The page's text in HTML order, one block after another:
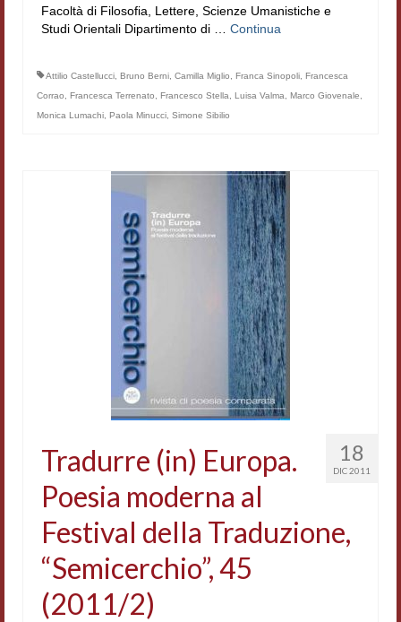
Facoltà di Filosofia, Lettere, Scienze Umanistiche e
Studi Orientali Dipartimento di … Continua
Attilio Castellucci Bruno Berni Camilla Miglio Franca Sinopoli Francesca
Corrao
Francesca Terrenato Francesco Stella Luisa Valma Marco Giovenale
Monica Lumachi Paola Minucci Simone Sibilio
18
DIC 2011
Tradurre (in) Europa.
Poesia moderna al
Festival della Traduzione,
“Semicerchio”, 45
(2011/2)